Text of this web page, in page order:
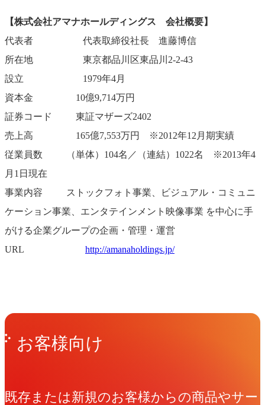
【株式会社アマナホールディングス 会社概要】
代表者 代表取締役社長 進藤博信
所在地 東京都品川区東品川2-2-43
設立 1979年4月
資本金 10億9,714万円
証券コード 東証マザーズ2402
売上高 165億7,553万円 ※2012年12月期実績
従業員数 （単体）104名／（連結）1022名 ※2013年4
月1日現在
事業内容 ストックフォト事業、ビジュアル・コミュニ
ケーション事業、エンタテインメント映像事業 を中心に手
がける企業グループの企画・管理・運営
URL http://amanaholdings.jp/
Get in Touchお問い合わせ
お客様向け
既存または新規のお客様からの商品やサー